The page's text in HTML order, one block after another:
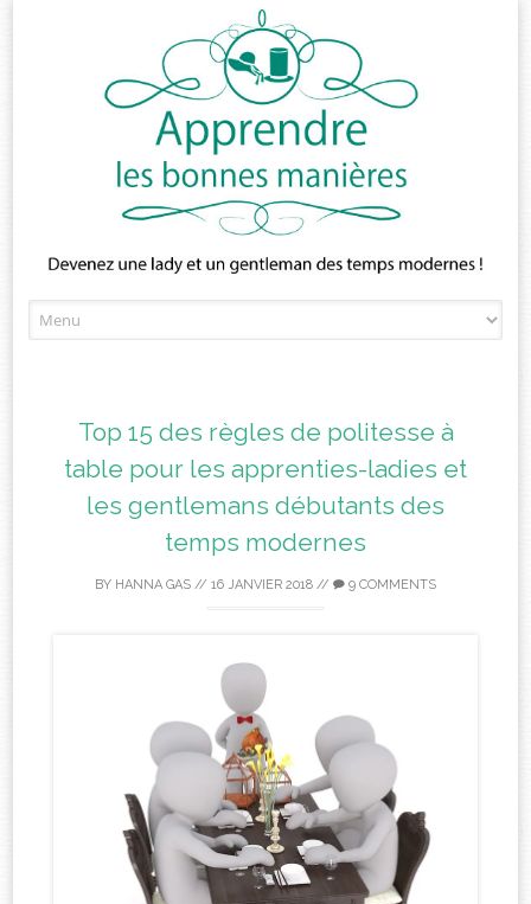
to
Top 15 des règles de politesse à
table pour les apprenties-ladies et
les gentlemans débutants des
temps modernes
BY HANNA GAS // 16 JANVIER 2018 // 9 COMMENTS